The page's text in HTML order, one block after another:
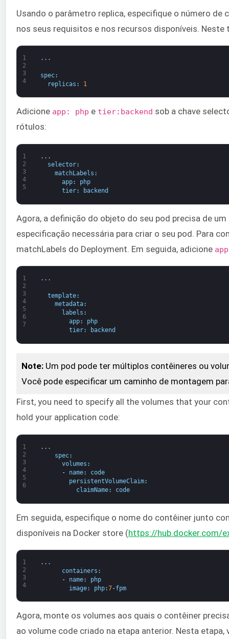
Usando o parâmetro replica, especifique o número de
nos seus requisitos e nos recursos disponíveis.
1
2
3
4
. . .
spec:
replicas : 1
Adicione app: php e tier:backend sob a chave
rótulos:
1
2
3
4
5
. . .
selector:
matchLabels :
app:
php
tier: backend
Agora, a definição do objeto do seu pod precisa de
especificação necessária para criar o seu pod. Para
matchLabels do Deployment. Em seguida, adicione
1
2
3
4
5
6
7
. . .
template:
metadata:
labels :
app:
php
tier: backend
Note: Um pod pode ter múltiplos contêineres ou
Você pode especificar um caminho de montagem
First, you need to specify all the volumes that your
hold your application code:
1
2
3
4
5
6
. . .
spec:
volumes :
-
name:
code
persistentVolumeClaim:
claimName: code
Em seguida, especifique o nome do contêiner junto
disponíveis na Docker store (https://hub.docker.com/
1
2
3
4
. . .
containers :
-
name:
php
image: php:7-fpm
Agora, monte os volumes aos quais o contêiner
ao volume code criado na etapa anterior. Nesta